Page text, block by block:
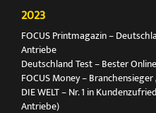
2023
FOCUS Printmagazin –
Antriebe
Deutschland Test – Bester
FOCUS Money –
DIE WELT – Nr. 1 in
Antriebe)